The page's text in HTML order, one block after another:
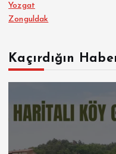
Yozgat
Zonguldak
Kaçırdığın